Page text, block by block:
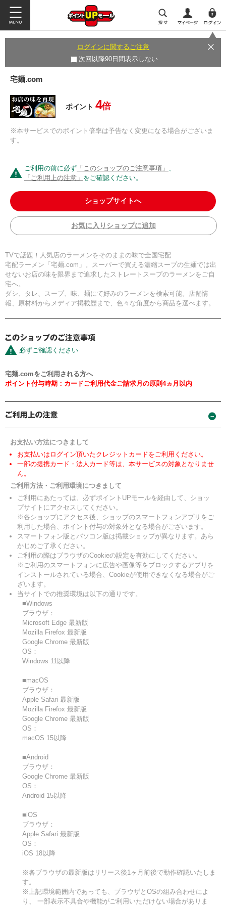
ログインに関するご注意
次回以降90日間表示しない
宅麺.com
ポイント 4倍
※本サービスでのポイント倍率は予告なく変更になる場合がございま
す。
ご利用の前に必ず 「このショップのご注意事項」 、
「ご利用上の注意」 をご確認ください。
ショップサイトへ
お気に入りショップに追加
TVで話題！人気店のラーメンをそのままの味で全国宅配
宅配ラーメン「宅麺.com」。スーパーで買える濃縮スープの生麺では出
せないお店の味を限界まで追求したストレートスープのラーメンをご自
宅へ。
ダシ、タレ、スープ、味、麺にて好みのラーメンを検索可能。店舗情
報、原材料からメディア掲載歴まで、色々な角度から商品を選べます。
必ずご確認ください
宅麺.comをご利用される方へ
ポイント付与時期：カードご利用代金ご請求月の原則4ヵ月以内
お支払い方法につきまして
お支払いはログイン頂いたクレジットカードをご利用ください。
一部の提携カード・法人カード等は、本サービスの対象となりませ
ん。
ご利用方法・ご利用環境につきまして
ご利用にあたっては、必ずポイントUPモールを経由して、ショッ
プサイトにアクセスしてください。
※各ショップにアクセス後、ショップのスマートフォンアプリをご
利用した場合、ポイント付与の対象外となる場合がございます。
スマートフォン版とパソコン版は掲載ショップが異なります。あら
かじめご了承ください。
ご利用の際はブラウザのCookieの設定を有効にしてください。
※ご利用のスマートフォンに広告や画像等をブロックするアプリを
インストールされている場合、Cookieが使用できなくなる場合がご
ざいます。
当サイトでの推奨環境は以下の通りです。
■Windows
ブラウザ：
Microsoft Edge 最新版
Mozilla Firefox 最新版
Google Chrome 最新版
OS：
Windows 11以降
■macOS
ブラウザ：
Apple Safari 最新版
Mozilla Firefox 最新版
Google Chrome 最新版
OS：
macOS 15以降
■Android
ブラウザ：
Google Chrome 最新版
OS：
Android 15以降
■iOS
ブラウザ：
Apple Safari 最新版
OS：
iOS 18以降
※各ブラウザの最新版はリリース後1ヶ月前後で動作確認いたしま
す。
※上記環境範囲内であっても、ブラウザとOSの組み合わせによ
り、 一部表示不具合や機能がご利用いただけない場合がありま